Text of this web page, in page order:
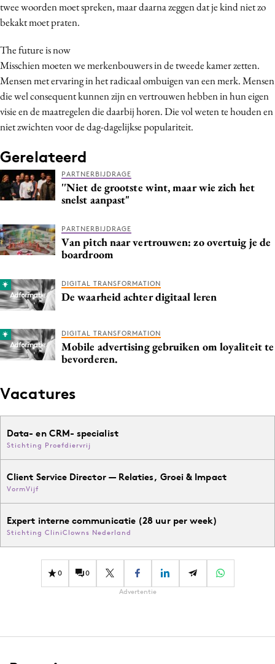
twee woorden moet spreken, maar daarna zeggen dat je kind niet zo
bekakt moet praten.
The future is now
Misschien moeten we merkenbouwers in de tweede kamer zetten.
Mensen met ervaring in het radicaal ombuigen van een merk. Mensen
die wel consequent kunnen zijn en vertrouwen hebben in hun eigen
visie en de maatregelen die daarbij horen. Die vol weten te houden en
niet zwichten voor de dag-dagelijkse populariteit.
Gerelateerd
PARTNERBIJDRAGE
''Niet de grootste wint, maar wie zich het
snelst aanpast"
PARTNERBIJDRAGE
Van pitch naar vertrouwen: zo overtuig je de
boardroom
DIGITAL TRANSFORMATION
De waarheid achter digitaal leren
DIGITAL TRANSFORMATION
Mobile advertising gebruiken om loyaliteit te
bevorderen.
Vacatures
Data- en CRM- specialist
Stichting Proefdiervrij
Client Service Director — Relaties, Groei & Impact
VormVijf
Expert interne communicatie (28 uur per week)
Stichting CliniClowns Nederland
0 0
Advertentie